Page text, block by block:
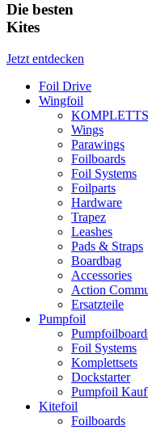
Die besten
Kites
Jetzt entdecken
Foil Drive
Wingfoil
Wings
Parawings
Foilboards
Foil Systems
Foilparts
Hardware
Trapez
Leashes
Pads & Straps
Boardbag
Accessories
Action
Ersatzteile
Pumpfoil
Foil Systems
Komplettsets
Dockstarter
Pumpfoil
Kitefoil
Foilboards